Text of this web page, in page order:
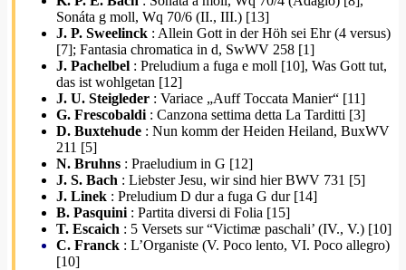
Sonáta g moll, Wq 70/6 (II., III.) [13]
J. P. Sweelinck : Allein Gott in der Höh sei Ehr (4 versus)
[7]; Fantasia chromatica in d, SwWV 258 [1]
J. Pachelbel : Preludium a fuga e moll [10], Was Gott tut,
das ist wohlgetan [12]
J. U. Steigleder : Variace „Auff Toccata Manier“ [11]
G. Frescobaldi : Canzona settima detta La Tarditti [3]
D. Buxtehude : Nun komm der Heiden Heiland, BuxWV
211 [5]
N. Bruhns : Praeludium in G [12]
J. S. Bach : Liebster Jesu, wir sind hier BWV 731 [5]
J. Linek : Preludium D dur a fuga G dur [14]
B. Pasquini : Partita diversi di Folia [15]
T. Escaich : 5 Versets sur “Victimæ paschali’ (IV., V.) [10]
C. Franck : L’Organiste (V. Poco lento, VI. Poco allegro)
[10]